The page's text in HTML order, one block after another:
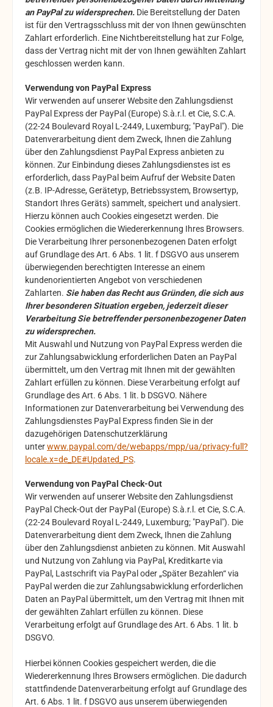
an PayPal zu widersprechen. Die Bereitstellung der Daten
ist für den Vertragsschluss mit der von Ihnen gewünschten
Zahlart erforderlich. Eine Nichtbereitstellung hat zur Folge,
dass der Vertrag nicht mit der von Ihnen gewählten Zahlart
geschlossen werden kann.
Verwendung von PayPal Express
Wir verwenden auf unserer Website den Zahlungsdienst
PayPal Express der PayPal (Europe) S.à.r.l. et Cie, S.C.A.
(22-24 Boulevard Royal L-2449, Luxemburg; "PayPal"). Die
Datenverarbeitung dient dem Zweck, Ihnen die Zahlung
über den Zahlungsdienst PayPal Express anbieten zu
können. Zur Einbindung dieses Zahlungsdienstes ist es
erforderlich, dass PayPal beim Aufruf der Website Daten
(z.B. IP-Adresse, Gerätetyp, Betriebssystem, Browsertyp,
Standort Ihres Geräts) sammelt, speichert und analysiert.
Hierzu können auch Cookies eingesetzt werden. Die
Cookies ermöglichen die Wiedererkennung Ihres Browsers.
Die Verarbeitung Ihrer personenbezogenen Daten erfolgt
auf Grundlage des Art. 6 Abs. 1 lit. f DSGVO aus unserem
überwiegenden berechtigten Interesse an einem
kundenorientierten Angebot von verschiedenen
Zahlarten. Sie haben das Recht aus Gründen, die sich aus
Ihrer besonderen Situation ergeben, jederzeit dieser
Verarbeitung Sie betreffender personenbezogener Daten
zu widersprechen.
Mit Auswahl und Nutzung von PayPal Express werden die
zur Zahlungsabwicklung erforderlichen Daten an PayPal
übermittelt, um den Vertrag mit Ihnen mit der gewählten
Zahlart erfüllen zu können. Diese Verarbeitung erfolgt auf
Grundlage des Art. 6 Abs. 1 lit. b DSGVO. Nähere
Informationen zur Datenverarbeitung bei Verwendung des
Zahlungsdienstes PayPal Express finden Sie in der
dazugehörigen Datenschutzerklärung
unterwww.paypal.com/de/webapps/mpp/ua/privacy-full?
locale.x=de_DE#Updated_PS.
Verwendung von PayPal Check-Out
Wir verwenden auf unserer Website den Zahlungsdienst
PayPal Check-Out der PayPal (Europe) S.à.r.l. et Cie, S.C.A.
(22-24 Boulevard Royal L-2449, Luxemburg; "PayPal"). Die
Datenverarbeitung dient dem Zweck, Ihnen die Zahlung
über den Zahlungsdienst anbieten zu können. Mit Auswahl
und Nutzung von Zahlung via PayPal, Kreditkarte via
PayPal, Lastschrift via PayPal oder „Später Bezahlen“ via
PayPal werden die zur Zahlungsabwicklung erforderlichen
Daten an PayPal übermittelt, um den Vertrag mit Ihnen mit
der gewählten Zahlart erfüllen zu können. Diese
Verarbeitung erfolgt auf Grundlage des Art. 6 Abs. 1 lit. b
DSGVO.
Hierbei können Cookies gespeichert werden, die die
Wiedererkennung Ihres Browsers ermöglichen. Die dadurch
stattfindende Datenverarbeitung erfolgt auf Grundlage des
Art. 6 Abs. 1 lit. f DSGVO aus unserem überwiegenden